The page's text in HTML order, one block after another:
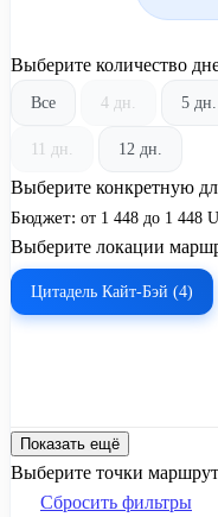
Выберите количество
Все 4 дн. 5 дн.
11 дн. 12 дн.
Выберите конкретную
Бюджет: от 1 448 до 1 448
Выберите локации
Цитадель Кайт-Бэй (4)
Показать ещё
Выберите точки
Сбросить фильтры